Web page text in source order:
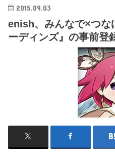
2015.09.03
enish、みんなで×つな
ーディンズ』の事前登